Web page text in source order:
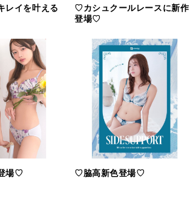
レイを叶える
♡カシュクールレースに新作
登場♡
場♡ ♡脇高新色登場♡